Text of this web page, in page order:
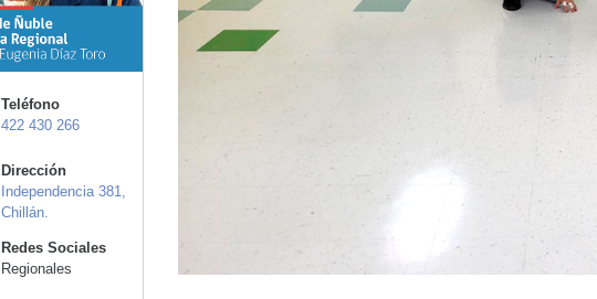
Teléfono
422 430 266
Dirección
Independencia 381,
Chillán.
Redes Sociales
Regionales